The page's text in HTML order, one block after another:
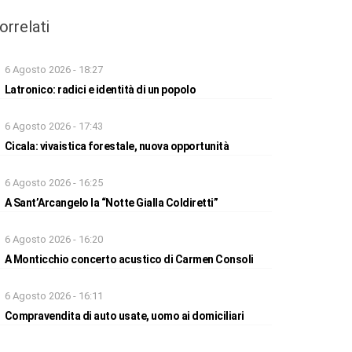
6 Agosto 2026 - 18:27
Latronico: radici e identità di un popolo
6 Agosto 2026 - 17:43
Cicala: vivaistica forestale, nuova opportunità
6 Agosto 2026 - 16:25
A Sant’Arcangelo la “Notte Gialla Coldiretti”
6 Agosto 2026 - 16:20
A Monticchio concerto acustico di Carmen Consoli
6 Agosto 2026 - 16:11
Compravendita di auto usate, uomo ai domiciliari